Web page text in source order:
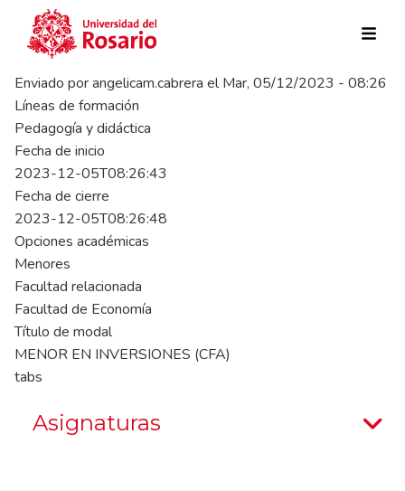
Pasar al contenido principal
Enviado porangelicam.cabrera elMar, 05/12/2023 - 08:26
Líneas de formación
Pedagogía y didáctica
Fecha de inicio
2023-12-05T08:26:43
Fecha de cierre
2023-12-05T08:26:48
Opciones académicas
Menores
Facultad relacionada
Facultad de Economía
Título de modal
MENOR EN INVERSIONES (CFA)
tabs
Asignaturas